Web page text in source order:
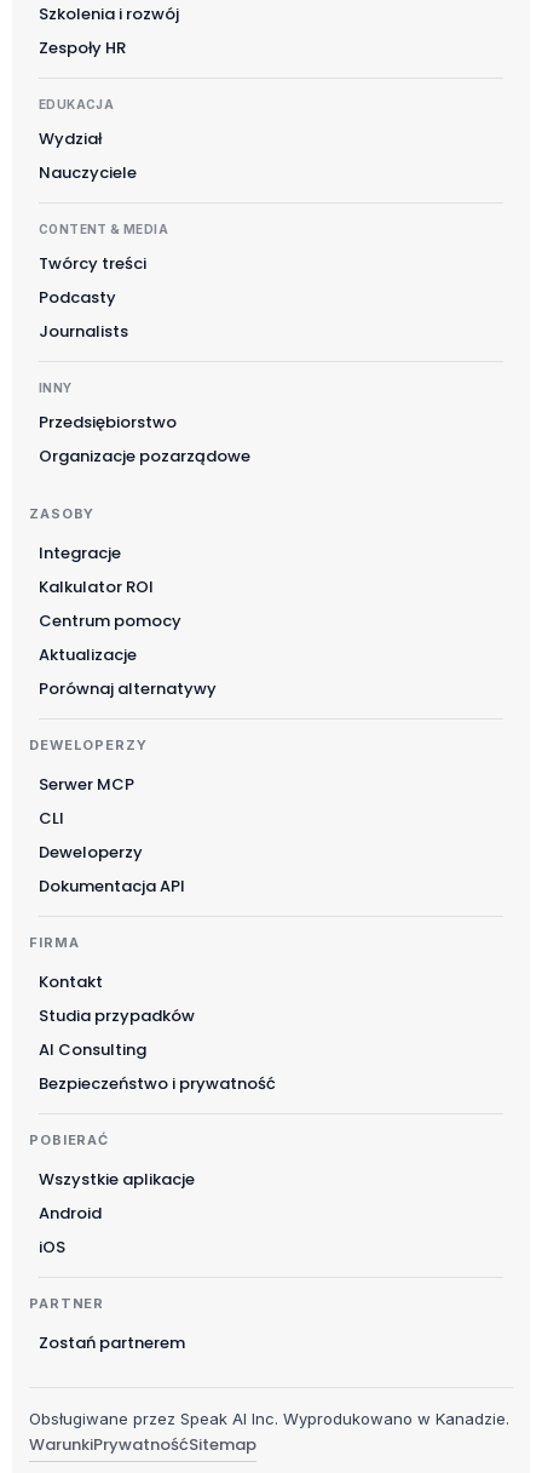
Szkolenia i rozwój
Zespoły HR
EDUKACJA
Wydział
Nauczyciele
CONTENT & MEDIA
Twórcy treści
Podcasty
Journalists
INNY
Przedsiębiorstwo
Organizacje pozarządowe
ZASOBY
Integracje
Kalkulator ROI
Centrum pomocy
Aktualizacje
Porównaj alternatywy
DEWELOPERZY
Serwer MCP
CLI
Deweloperzy
Dokumentacja API
FIRMA
Kontakt
Studia przypadków
AI Consulting
Bezpieczeństwo i prywatność
POBIERAĆ
Wszystkie aplikacje
Android
iOS
PARTNER
Zostań partnerem
Obsługiwane przez Speak AI Inc. Wyprodukowano w Kanadzie.
WarunkiPrywatnośćSitemap
Nederlands
日本語
Ελληνικά
Magyar